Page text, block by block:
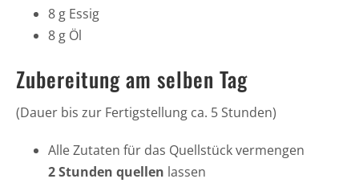
8 g Essig
8 g Öl
Zubereitung am selben Tag
(Dauer bis zur Fertigstellung ca. 5 Stunden)
Alle Zutaten für das Quellstück vermengen
2 Stunden quellen lassen